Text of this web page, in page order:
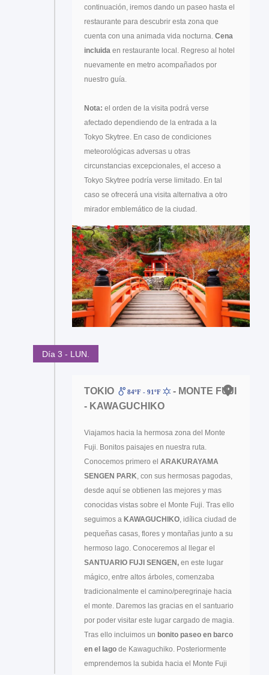
continuación, iremos dando un paseo hasta el
restaurante para descubrir esta zona que
cuenta con una animada vida nocturna. Cena
incluida en restaurante local. Regreso al hotel
nuevamente en metro acompañados por
nuestro guía.
Nota: el orden de la visita podrá verse
afectado dependiendo de la entrada a la
Tokyo Skytree. En caso de condiciones
meteorológicas adversas u otras
circunstancias excepcionales, el acceso a
Tokyo Skytree podría verse limitado. En tal
caso se ofrecerá una visita alternativa a otro
mirador emblemático de la ciudad.
Día 3 - LUN.
TOKIO 84ºF - 91ºF
- MONTE FUJI
- KAWAGUCHIKO
Viajamos hacia la hermosa zona del Monte
Fuji. Bonitos paisajes en nuestra ruta.
Conocemos primero el ARAKURAYAMA
SENGEN PARK , con sus hermosas pagodas,
desde aquí se obtienen las mejores y mas
conocidas vistas sobre el Monte Fuji. Tras ello
seguimos a KAWAGUCHIKO , idílica ciudad de
pequeñas casas, flores y montañas junto a su
hermoso lago. Conoceremos al llegar el
SANTUARIO FUJI SENGEN, en este lugar
mágico, entre altos árboles, comenzaba
tradicionalmente el camino/peregrinaje hacia
el monte. Daremos las gracias en el santuario
por poder visitar este lugar cargado de magia.
Tras ello incluimos un bonito paseo en barco
en el lago de Kawaguchiko. Posteriormente
emprendemos la subida hacia el Monte Fuji